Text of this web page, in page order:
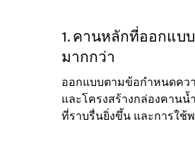
1. คานหลักที่ออกแบ
มากกว่า
ออกแบบตามข้อกำหนดคว
และโครงสร้างกล่องคาน
ที่ราบรื่นยิ่งขึ้น และการใช้